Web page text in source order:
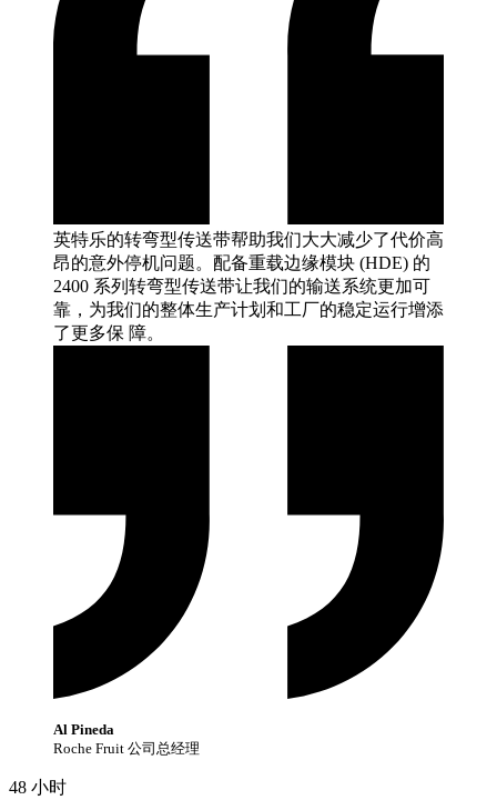
英特乐的转弯型传送带帮助我们大大减少了代价高
昂的意外停机问题。配备重载边缘模块 (HDE) 的
2400 系列转弯型传送带让我们的输送系统更加可
靠，为我们的整体生产计划和工厂的稳定运行增添
了更多保 障。
Al Pineda
Roche Fruit 公司总经理
48 小时